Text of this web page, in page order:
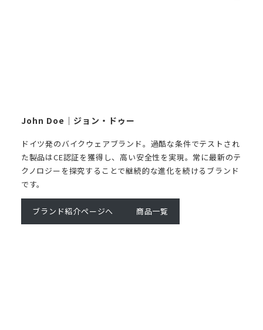
John Doe｜ジョン・ドゥー
ドイツ発のバイクウェアブランド。過酷な条件でテストされ
た製品はCE認証を獲得し、高い安全性を実現。常に最新のテ
クノロジーを探究することで継続的な進化を続けるブランド
です。
ブランド紹介ページへ 商品一覧